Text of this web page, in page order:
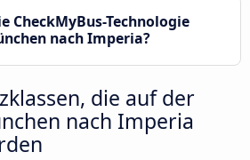
CheckMyBus-Technologie
nach Imperia?
die auf der
nach Imperia